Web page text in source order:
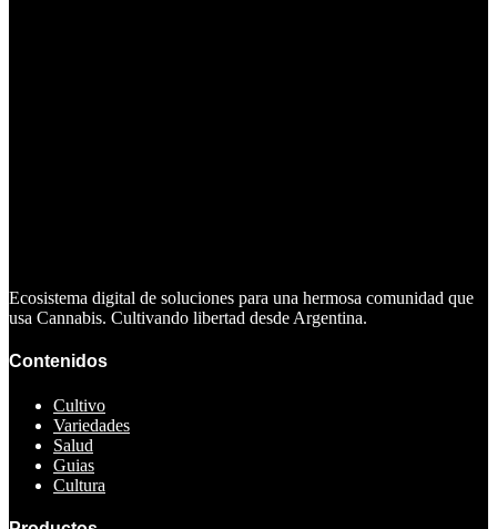
Ecosistema digital de soluciones para una hermosa comunidad que
usa Cannabis. Cultivando libertad desde Argentina.
Contenidos
Cultivo
Variedades
Salud
Guias
Cultura